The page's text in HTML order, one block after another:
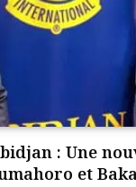
: Une
et